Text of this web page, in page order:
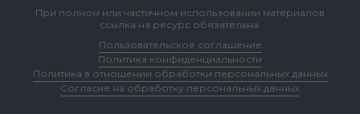
При полном или частичном использовании материалов
ссылка на ресурс обязательна.
Пользовательское соглашение
Политика конфиденциальности
Политика в отношении обработки персональных данных
Согласие на обработку персональных данных